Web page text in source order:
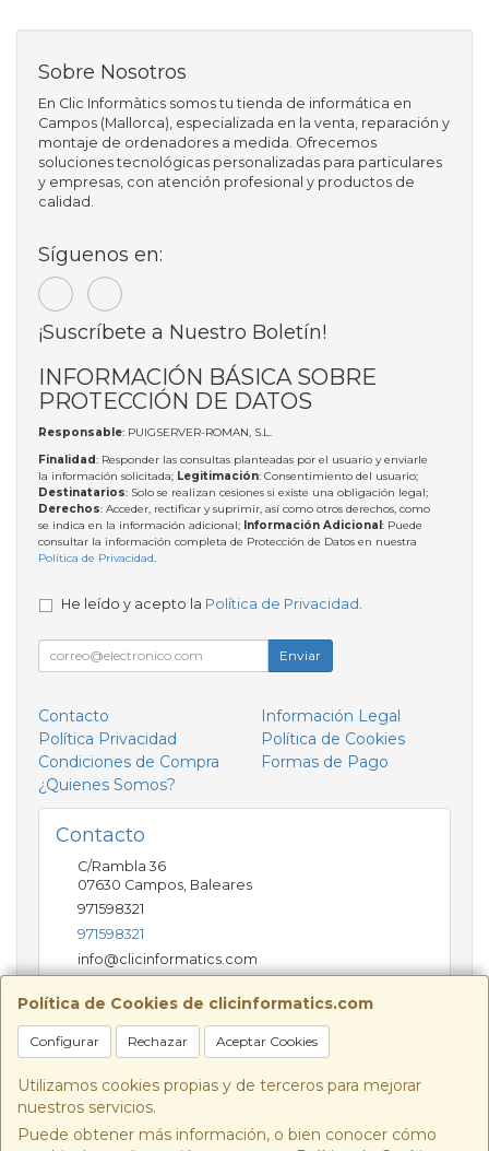
Política de Cookies de clicinformatics.com
Configurar Rechazar Aceptar Cookies
Utilizamos cookies propias y de terceros para mejorar
nuestros servicios.
Puede obtener más información, o bien conocer cómo
Sobre Nosotros
En Clic Informàtics somos tu tienda de informática en
Campos (Mallorca), especializada en la venta, reparación y
montaje de ordenadores a medida. Ofrecemos
soluciones tecnológicas personalizadas para particulares
y empresas, con atención profesional y productos de
calidad.
Síguenos en:
¡Suscríbete a Nuestro Boletín!
INFORMACIÓN BÁSICA SOBRE
PROTECCIÓN DE DATOS
Responsable: PUIGSERVER-ROMAN, S.L.
Finalidad: Responder las consultas planteadas por el usuario y enviarle
la información solicitada; Legitimación: Consentimiento del usuario;
Destinatarios: Solo se realizan cesiones si existe una obligación legal;
Derechos: Acceder, rectificar y suprimir, así como otros derechos, como
se indica en la información adicional; Información Adicional: Puede
consultar la información completa de Protección de Datos en nuestra
Política de Privacidad.
He leído y acepto la Política de Privacidad
Enviar
Contacto
Información Legal
Política Privacidad
Política de Cookies
Condiciones de Compra
Formas de Pago
¿Quienes Somos?
Contacto
C/Rambla 36
07630 Campos Baleares
971598321
971598321
info@clicinformatics.com
Horario
De lunes a viernes 9:00-13:30/16:00-19:30 Sábados
10:00-13:00